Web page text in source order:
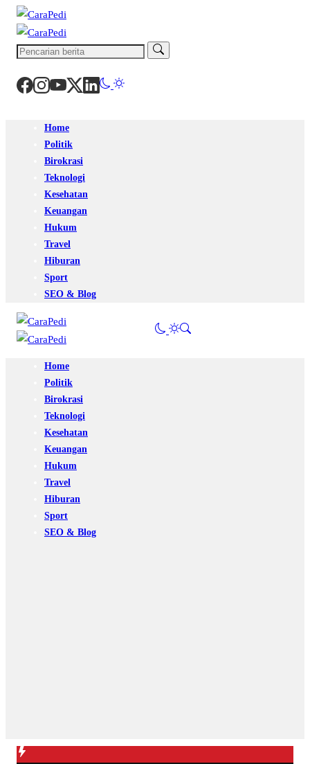
Home
Politik
Birokrasi
Teknologi
Kesehatan
Keuangan
Hukum
Travel
Hiburan
Sport
SEO & Blog
Home
Politik
Birokrasi
Teknologi
Kesehatan
Keuangan
Hukum
Travel
Hiburan
Sport
SEO & Blog